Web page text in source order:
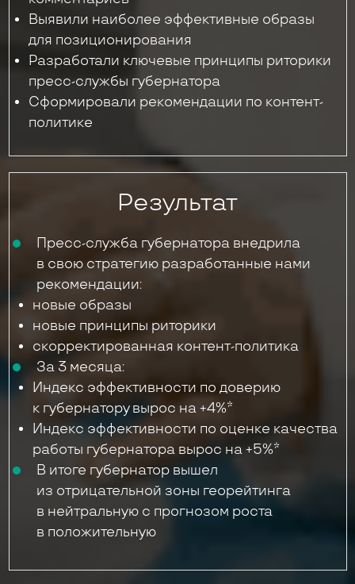
Выявили наиболее эффективные образы
для позиционирования
Разработали ключевые принципы риторики
пресс-службы губернатора
Сформировали рекомендации по контент-
политике
Результат
Пресс-служба губернатора внедрила
в свою стратегию разработанные нами
рекомендации:
новые образы
новые принципы риторики
скорректированная контент-политика
За 3 месяца:
Индекс эффективности по доверию
к губернатору вырос на +4%*
Индекс эффективности по оценке качества
работы губернатора вырос на +5%*
В итоге губернатор вышел
из отрицательной зоны георейтинга
в нейтральную с прогнозом роста
в положительную